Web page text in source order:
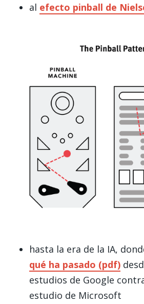
al efecto pinball de
hasta la era de la IA,
qué ha pasado (pdf)
estudios de Google
estudio de Microsoft